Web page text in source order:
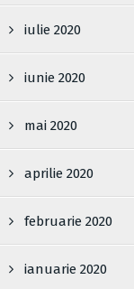
iulie 2020
iunie 2020
mai 2020
aprilie 2020
februarie 2020
ianuarie 2020